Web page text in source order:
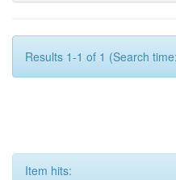
Results 1-1 of 1 (Search
Item hits: